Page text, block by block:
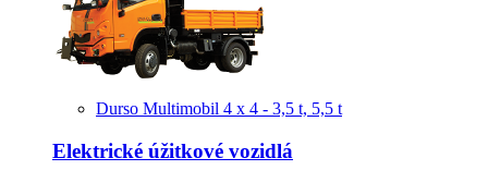
Durso Multimobil 4 x 4 - 3,5 t, 5,5 t
Elektrické úžitkové vozidlá